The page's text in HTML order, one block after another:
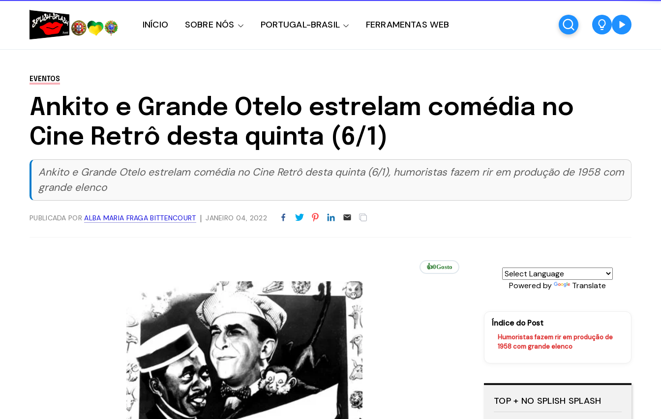
INÍCIO SOBRE NÓS PORTUGAL-BRASIL FERRAMENTAS WEB
EVENTOS
Ankito e Grande Otelo estrelam comédia no
Cine Retrô desta quinta (6/1)
Ankito e Grande Otelo estrelam comédia no Cine Retrô desta quinta (6/1), humoristas fazem rir em produção de 1958 com
grande elenco
PUBLICADA PORALBA MARIA FRAGA BITTENCOURT JANEIRO 04, 2022
👍0Gosto
Powered by Translate
Índice do Post
Humoristas fazem rir em produção de
1958 com grande elenco
TOP + NO SPLISH SPLASH